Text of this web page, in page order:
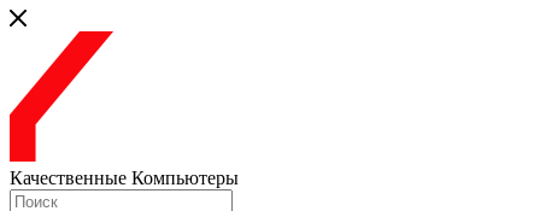
Качественные Компьютеры